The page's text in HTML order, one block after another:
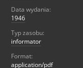
Data wydania:
1946
Typ zasobu:
informator
Format:
application/pdf